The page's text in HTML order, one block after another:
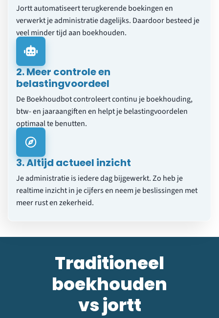
Traditioneel
boekhouden
vs jortt
Jortt automatiseert terugkerende boekingen en
verwerkt je administratie dagelijks. Daardoor besteed je
veel minder tijd aan boekhouden.
2. Meer controle en
belastingvoordeel
De Boekhoudbot controleert continu je boekhouding,
btw- en jaaraangiften en helpt je belastingvoordelen
optimaal te benutten.
3. Altijd actueel inzicht
Je administratie is iedere dag bijgewerkt. Zo heb je
realtime inzicht in je cijfers en neem je beslissingen met
meer rust en zekerheid.